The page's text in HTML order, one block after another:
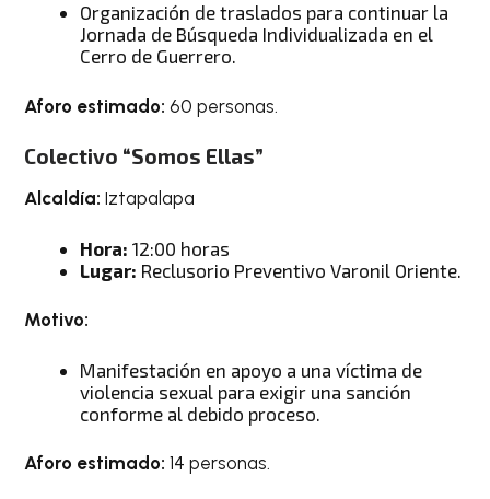
Organización de traslados para continuar la
Jornada de Búsqueda Individualizada en el
Cerro de Guerrero.
Aforo estimado: 60 personas.
Colectivo “Somos Ellas”
Alcaldía: Iztapalapa
Hora: 12:00 horas
Lugar: Reclusorio Preventivo Varonil Oriente.
Motivo:
Manifestación en apoyo a una víctima de
violencia sexual para exigir una sanción
conforme al debido proceso.
Aforo estimado: 14 personas.